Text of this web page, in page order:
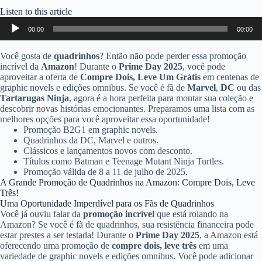
Listen to this article
Audio
Player
00:00 00:00
Você gosta de quadrinhos? Então não pode perder essa promoção
incrível da Amazon! Durante o Prime Day 2025, você pode
aproveitar a oferta de Compre Dois, Leve Um Grátis em centenas de
graphic novels e edições omnibus. Se você é fã de Marvel, DC ou das
Tartarugas Ninja, agora é a hora perfeita para montar sua coleção e
descobrir novas histórias emocionantes. Preparamos uma lista com as
melhores opções para você aproveitar essa oportunidade!
Promoção B2G1 em graphic novels.
Quadrinhos da DC, Marvel e outros.
Clássicos e lançamentos novos com desconto.
Títulos como Batman e Teenage Mutant Ninja Turtles.
Promoção válida de 8 a 11 de julho de 2025.
A Grande Promoção de Quadrinhos na Amazon: Compre Dois, Leve
Três!
Uma Oportunidade Imperdível para os Fãs de Quadrinhos
Você já ouviu falar da promoção incrível que está rolando na
Amazon? Se você é fã de quadrinhos, sua resistência financeira pode
estar prestes a ser testada! Durante o Prime Day 2025, a Amazon está
oferecendo uma promoção de compre dois, leve três em uma
variedade de graphic novels e edições omnibus. Você pode adicionar